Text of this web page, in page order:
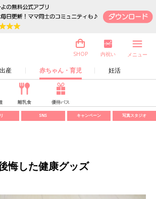
産 赤ちゃん・育児 妊活
SHOP 内祝い メニュー
離乳食 優待パス
SNS キャンペーン 写真スタジオ
悔した健康グッズ